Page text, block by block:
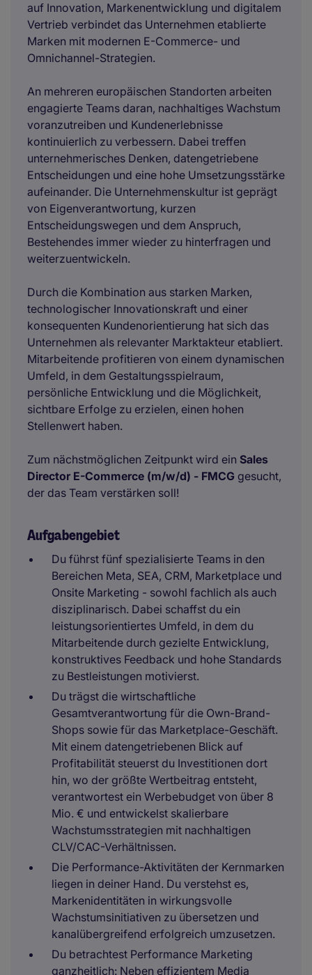
auf Innovation, Markenentwicklung und digitalem
Vertrieb verbindet das Unternehmen etablierte
Marken mit modernen E-Commerce- und
Omnichannel-Strategien.
An mehreren europäischen Standorten arbeiten
engagierte Teams daran, nachhaltiges Wachstum
voranzutreiben und Kundenerlebnisse
kontinuierlich zu verbessern. Dabei treffen
unternehmerisches Denken, datengetriebene
Entscheidungen und eine hohe Umsetzungsstärke
aufeinander. Die Unternehmenskultur ist geprägt
von Eigenverantwortung, kurzen
Entscheidungswegen und dem Anspruch,
Bestehendes immer wieder zu hinterfragen und
weiterzuentwickeln.
Durch die Kombination aus starken Marken,
technologischer Innovationskraft und einer
konsequenten Kundenorientierung hat sich das
Unternehmen als relevanter Marktakteur etabliert.
Mitarbeitende profitieren von einem dynamischen
Umfeld, in dem Gestaltungsspielraum,
persönliche Entwicklung und die Möglichkeit,
sichtbare Erfolge zu erzielen, einen hohen
Stellenwert haben.
Zum nächstmöglichen Zeitpunkt wird ein Sales
Director E-Commerce (m/w/d) - FMCG gesucht,
der das Team verstärken soll!
Aufgabengebiet
Du führst fünf spezialisierte Teams in den
Bereichen Meta, SEA, CRM, Marketplace und
Onsite Marketing - sowohl fachlich als auch
disziplinarisch. Dabei schaffst du ein
leistungsorientiertes Umfeld, in dem du
Mitarbeitende durch gezielte Entwicklung,
konstruktives Feedback und hohe Standards
zu Bestleistungen motivierst.
Du trägst die wirtschaftliche
Gesamtverantwortung für die Own-Brand-
Shops sowie für das Marketplace-Geschäft.
Mit einem datengetriebenen Blick auf
Profitabilität steuerst du Investitionen dort
hin, wo der größte Wertbeitrag entsteht,
verantwortest ein Werbebudget von über 8
Mio. € und entwickelst skalierbare
Wachstumsstrategien mit nachhaltigen
CLV/CAC-Verhältnissen.
Die Performance-Aktivitäten der Kernmarken
liegen in deiner Hand. Du verstehst es,
Markenidentitäten in wirkungsvolle
Wachstumsinitiativen zu übersetzen und
kanalübergreifend erfolgreich umzusetzen.
Du betrachtest Performance Marketing
ganzheitlich: Neben effizientem Media